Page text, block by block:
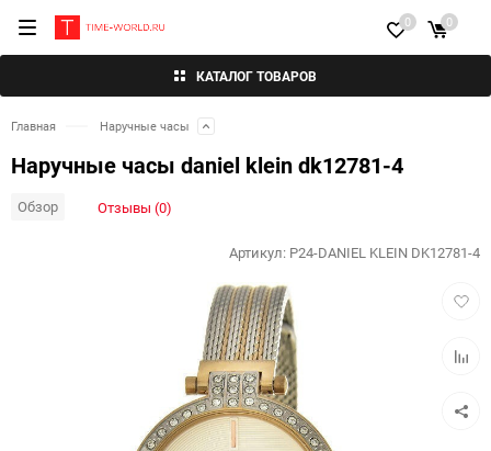
КАТАЛОГ ТОВАРОВ
0 0
Главная Наручные часы
Наручные часы daniel klein dk12781-4
Обзор Отзывы (0)
Артикул: P24-DANIEL KLEIN DK12781-4